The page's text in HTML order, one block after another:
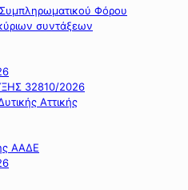
Φόρου
συντάξεων
32810/2026
Αττικής
ΑΑΔΕ